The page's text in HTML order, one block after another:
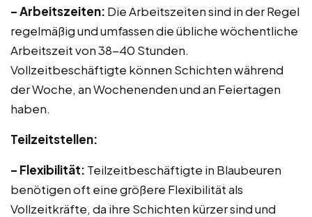
– Arbeitszeiten: Die Arbeitszeiten sind in der Regel
regelmäßig und umfassen die übliche wöchentliche
Arbeitszeit von 38-40 Stunden.
Vollzeitbeschäftigte können Schichten während
der Woche, an Wochenenden und an Feiertagen
haben.
Teilzeitstellen:
– Flexibilität: Teilzeitbeschäftigte in Blaubeuren
benötigen oft eine größere Flexibilität als
Vollzeitkräfte, da ihre Schichten kürzer sind und